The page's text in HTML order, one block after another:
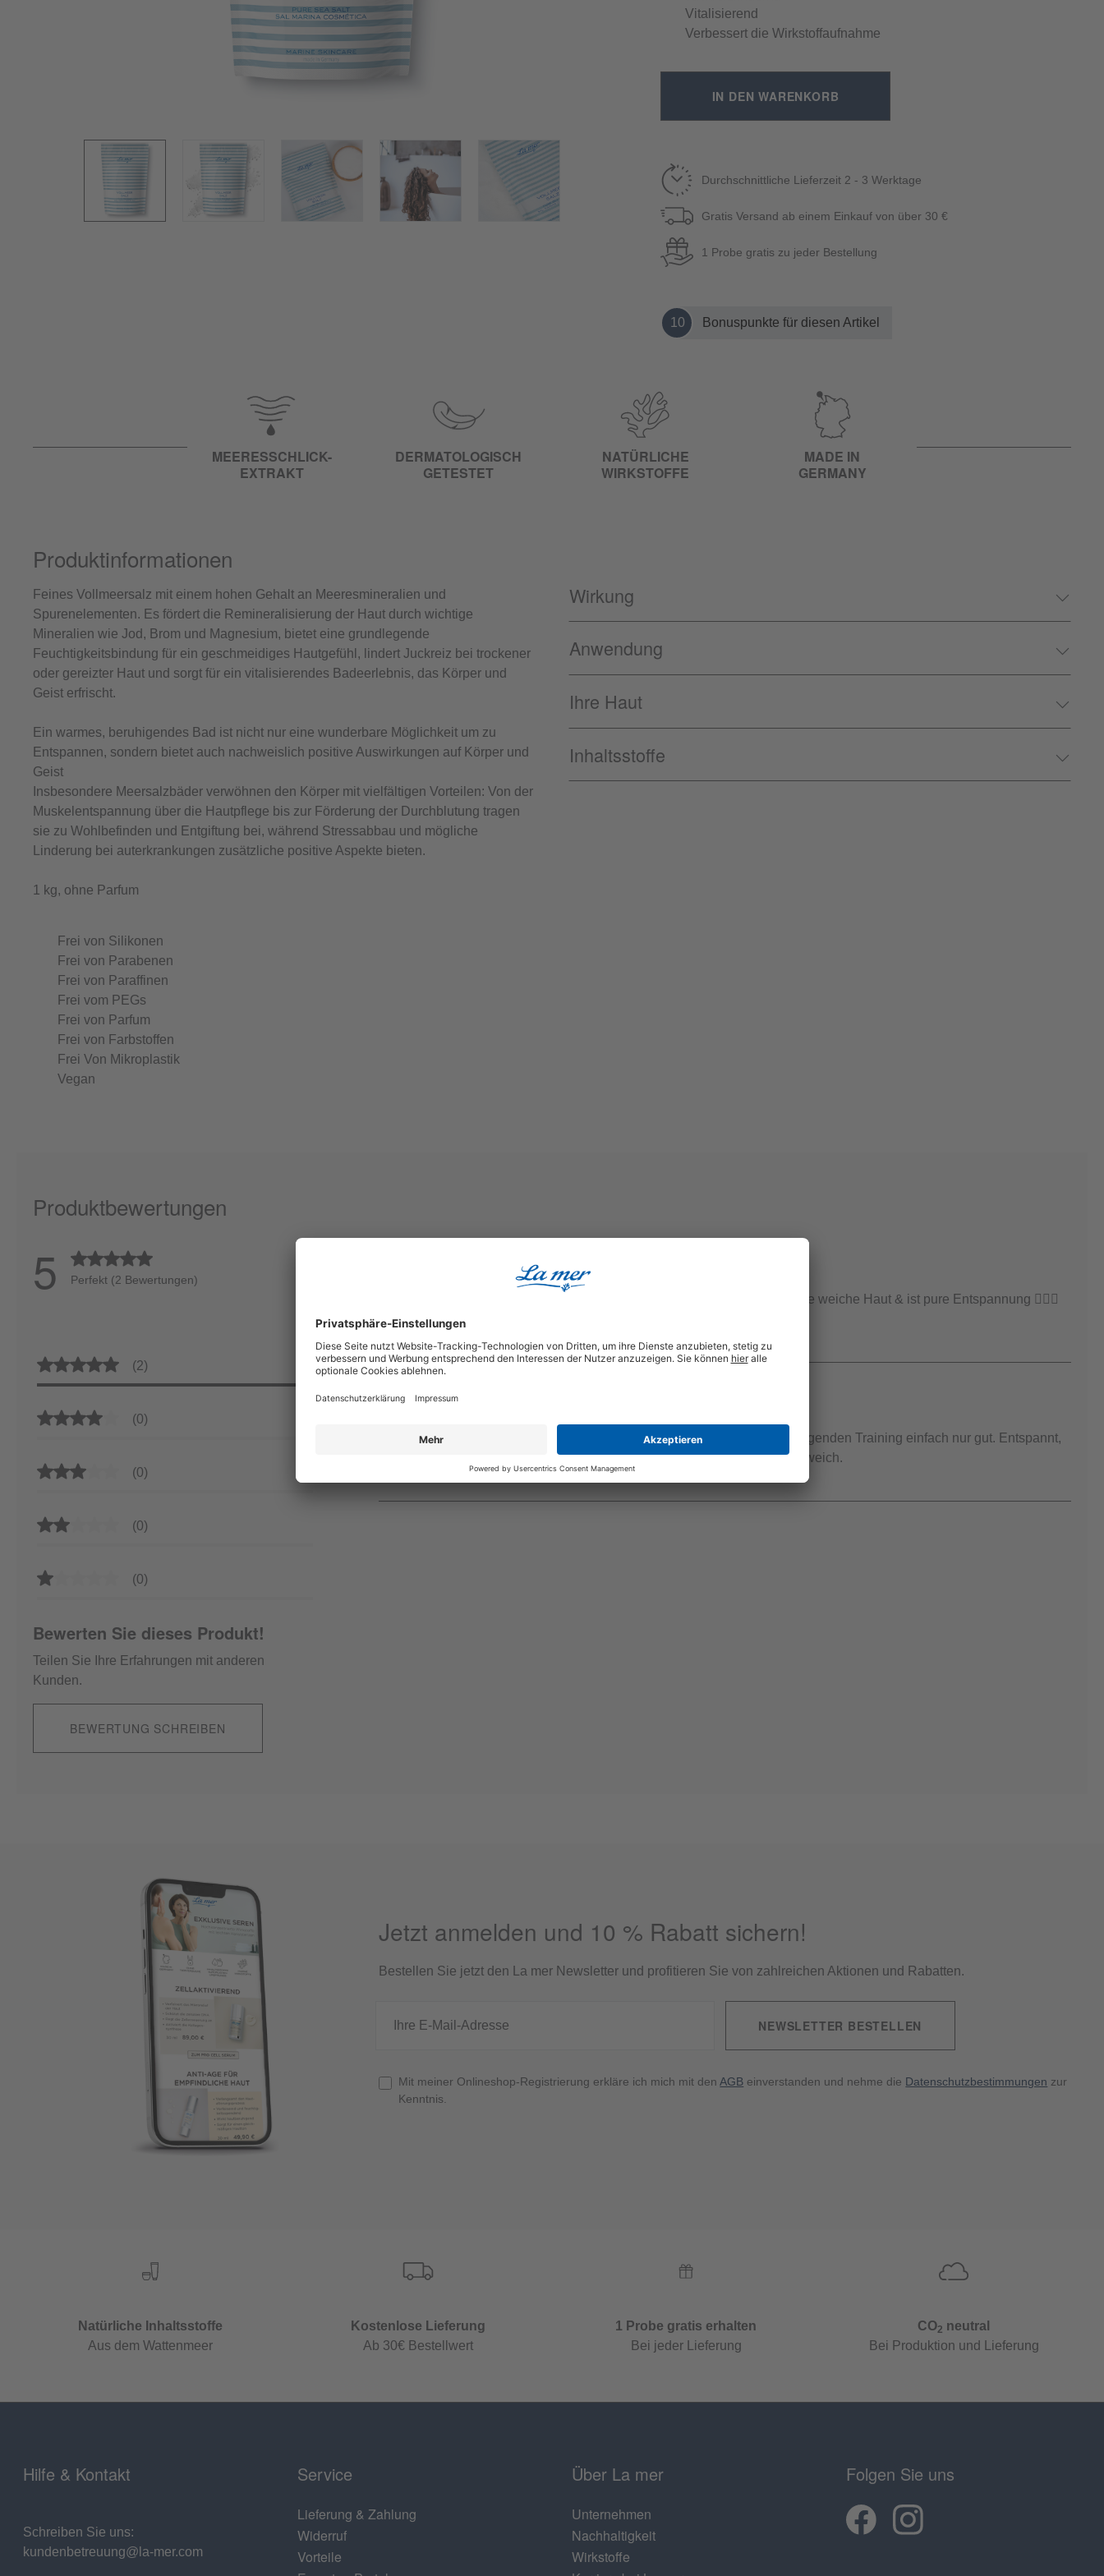
Vitalisierend
Verbessert die Wirkstoffaufnahme
IN DEN WARENKORB
Durchschnittliche Lieferzeit 2 - 3 Werktage
Gratis Versand ab einem Einkauf von über 30 €
1 Probe gratis zu jeder Bestellung
10 Bonuspunkte für diesen Artikel
MEERESSCHLICK-
EXTRAKT
DERMATOLOGISCH
GETESTET
NATÜRLICHE
WIRKSTOFFE
MADE IN
GERMANY
Produktinformationen
Feines Vollmeersalz mit einem hohen Gehalt an Meeresmineralien und
Spurenelementen. Es fördert die Remineralisierung der Haut durch wichtige
Mineralien wie Jod, Brom und Magnesium, bietet eine grundlegende
Feuchtigkeitsbindung für ein geschmeidiges Hautgefühl, lindert Juckreiz bei trockener
oder gereizter Haut und sorgt für ein vitalisierendes Badeerlebnis, das Körper und
Geist erfrischt.
Ein warmes, beruhigendes Bad ist nicht nur eine wunderbare Möglichkeit um zu
Entspannen, sondern bietet auch nachweislich positive Auswirkungen auf Körper und
Geist
Insbesondere Meersalzbäder verwöhnen den Körper mit vielfältigen Vorteilen: Von der
Muskelentspannung über die Hautpflege bis zur Förderung der Durchblutung tragen
sie zu Wohlbefinden und Entgiftung bei, während Stressabbau und mögliche
Linderung bei auterkrankungen zusätzliche positive Aspekte bieten.
1 kg, ohne Parfum
Frei von Silikonen
Frei von Parabenen
Frei von Paraffinen
Frei vom PEGs
Frei von Parfum
Frei von Farbstoffen
Frei Von Mikroplastik
Vegan
Wirkung
Anwendung
Ihre Haut
Inhaltsstoffe
Produktbewertungen
5 Durchschnittliche Bewertung von 5 von 5 Sternen
Perfekt (2 Bewertungen)
Durchschnittliche Bewertung von 5 von 5 Sternen
(2)
Durchschnittliche Bewertung von 4 von 5 Sternen
(0)
Durchschnittliche Bewertung von 3 von 5 Sternen
(0)
Durchschnittliche Bewertung von 2 von 5 Sternen
(0)
Durchschnittliche Bewertung von 1 von 5 Sternen
(0)
Bewerten Sie dieses Produkt!
Teilen Sie Ihre Erfahrungen mit anderen
Kunden.
BEWERTUNG SCHREIBEN
Durchschnittliche Bewertung von 5 von 5 Sternen
2. Juni 2024 16:00
Das Vollmeerbadesalz macht eine schöne weiche Haut & ist pure Entspannung 🙋🏼‍♀️
Durchschnittliche Bewertung von 5 von 5 Sternen
von Meike
Das Meersalzbad tut nach einem anstrengenden Training einfach nur gut. Entspannt,
lockert und macht die Haut schön seidig weich.
Jetzt anmelden und 10 % Rabatt sichern!
Bestellen Sie jetzt den La mer Newsletter und profitieren Sie von zahlreichen Aktionen und Rabatten.
NEWSLETTER BESTELLEN
Mit meiner Onlineshop-Registrierung erkläre ich mich mit denAGB einverstanden und nehme die Datenschutzbestimmungen zur
Kenntnis.
Natürliche Inhaltsstoffe
Aus dem Wattenmeer
Kostenlose Lieferung
Ab 30€ Bestellwert
1 Probe gratis erhalten
Bei jeder Lieferung
CO2 neutral
Bei Produktion und Lieferung
Hilfe & Kontakt
Schreiben Sie uns:
kundenbetreuung@la-mer.com
Service
Lieferung & Zahlung
Widerruf
Vorteile
Über La mer
Unternehmen
Nachhaltigkeit
Wirkstoffe
Folgen Sie uns